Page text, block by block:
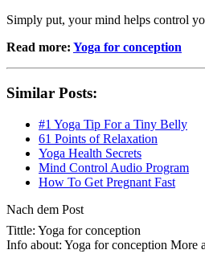
Simply put, your mind helps control
Read more: Yoga for conception
Similar Posts:
#1 Yoga Tip For a Tiny Belly
61 Points of Relaxation
Yoga Health Secrets
Mind Control Audio Program
How To Get Pregnant Fast
Nach dem Post
Tittle: Yoga for conception
Info about: Yoga for conception More